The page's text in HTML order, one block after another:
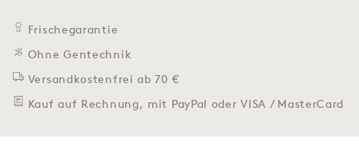
Frischegarantie
Ohne Gentechnik
Versandkostenfrei ab 70 €
Kauf auf Rechnung, mit PayPal oder VISA / MasterCard